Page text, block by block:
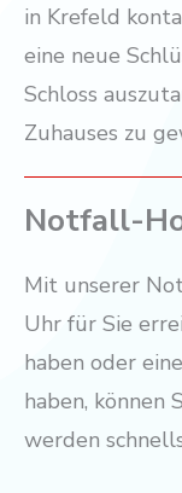
in Krefeld
eine neue
Schloss
Zuhauses zu
Notfall-
Mit unserer
Uhr für Sie
haben oder
haben, können
werden